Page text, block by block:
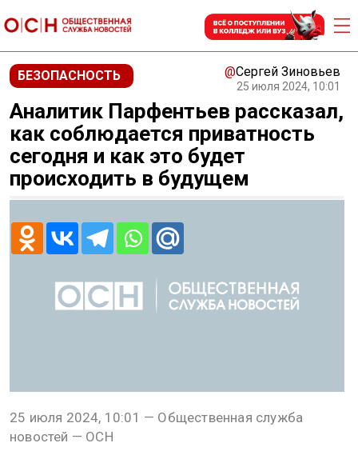
БЕЗОПАСНОСТЬ @Сергей Зиновьев
25 июля 2024, 10:01
Аналитик Парфентьев рассказал,
как соблюдается приватность
сегодня и как это будет
происходить в будущем
25 июля 2024, 10:01 — Общественная служба
новостей — ОСН